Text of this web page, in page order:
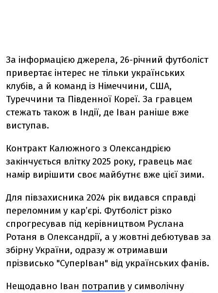
За інформацією джерела, 26-річний футболіст
привертає інтерес не тільки українських
клубів, а й команд із Німеччини, США,
Туреччини та Південної Кореї. За гравцем
стежать також в Індії, де Іван раніше вже
виступав.
Контракт Калюжного з Олександрією
закінчується влітку 2025 року, гравець має
намір вирішити своє майбутнє вже цієї зими.
Для півзахисника 2024 рік видався справді
переломним у кар’єрі. Футболіст різко
спрогресував під керівництвом Руслана
Ротаня в Олександрії, а у жовтні дебютував за
збірну України, одразу ж отримавши
прізвисько "СуперІван" від українських фанів.
Нещодавно Іван потрапив у символічну